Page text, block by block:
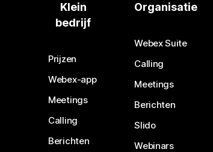
Klein
bedrijf
Prijzen
Webex-app
Meetings
Calling
Berichten
Organisatie
Webex Suite
Calling
Meetings
Berichten
Slido
Webinars